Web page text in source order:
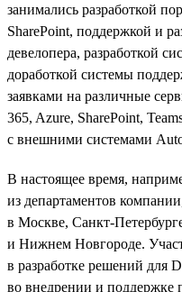
занимались разработкой
SharePoint, поддержкой и
девелопера, разработкой
доработкой системы
заявками на различные
365, Azure, SharePoint,
с внешними системами
В настоящее время,
из департаментов
в Москве, Санкт-
и Нижнем Новгороде.
в разработке решений для
во внедрении и поддержке